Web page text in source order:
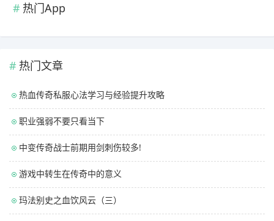
热门App
热门文章
热血传奇私服心法学习与经验提升攻略
职业强弱不要只看当下
中变传奇战士前期用剑刺伤较多!
游戏中转生在传奇中的意义
玛法别史之血饮风云（三）